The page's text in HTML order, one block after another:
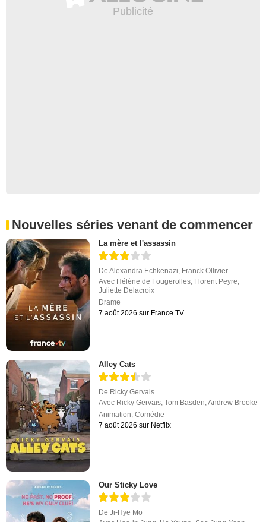
Nouvelles séries venant de commencer
La mère et l'assassin
DeAlexandra Echkenazi, Franck Ollivier
Avec Hélène de Fougerolles, Florent Peyre,
Juliette Delacroix
Drame
7 août 2026 sur France.TV
Alley Cats
De Ricky Gervais
Avec Ricky Gervais ,Tom Basden ,Andrew Brooke
Animation ,Comédie
7 août 2026 sur Netflix
Our Sticky Love
DeJi-Hye Mo